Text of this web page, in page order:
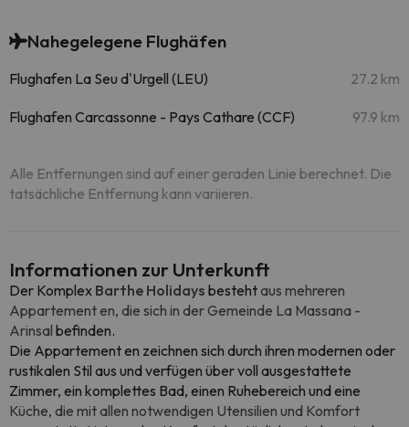
Nahegelegene Flughäfen
Flughafen La Seu d'Urgell (LEU) 27.2 km
Flughafen Carcassonne - Pays Cathare (CCF) 97.9 km
Alle Entfernungen sind auf einer geraden Linie berechnet. Die
tatsächliche Entfernung kann variieren.
Informationen zur Unterkunft
Der Komplex Barthe Holidays bestehtaus mehreren
Appartement en, die sich in der Gemeinde La Massana -
Arinsal befinden.
Die Appartement en zeichnen sich durch ihren modernen oder
rustikalen Stil aus und verfügen über voll ausgestattete
Zimmer, ein komplettes Bad, einen Ruhebereich und eine
Küche, die mit allen notwendigen Utensilien und Komfort